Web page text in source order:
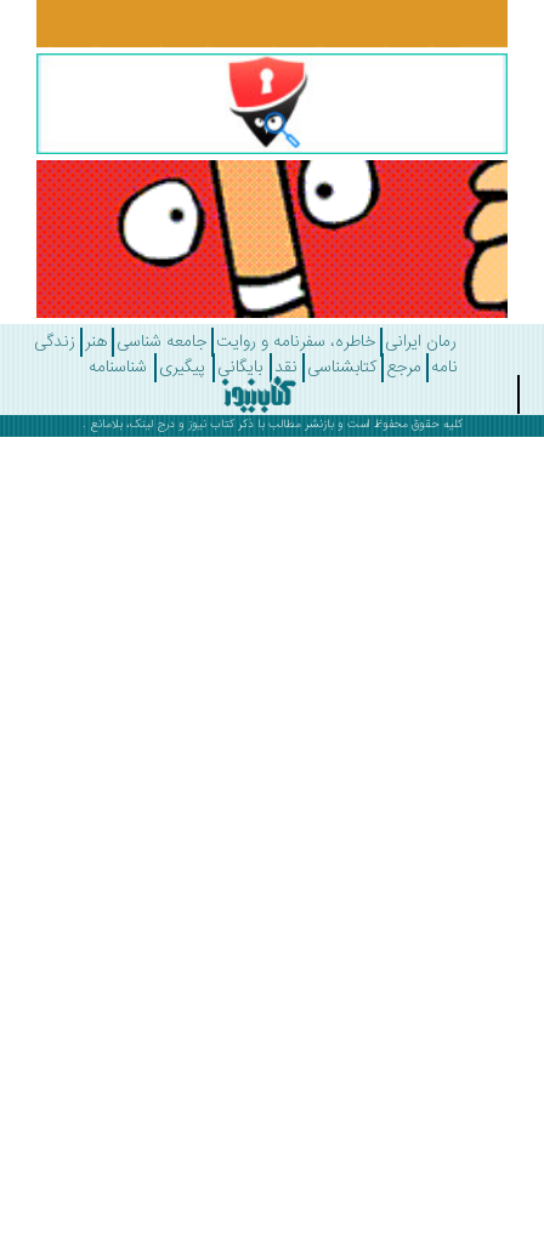
رمان ایرانی خاطره، سفرنامه و روایت جامعه شناسی هنر زندگی
مرجع کتابشناسی نقد بایگانی پیگیری شناسنامه
کلیه حقوق محفوظ است و بازنشر مطالب با ذکرکتاب نیوزو درج لینک، بلامانع .